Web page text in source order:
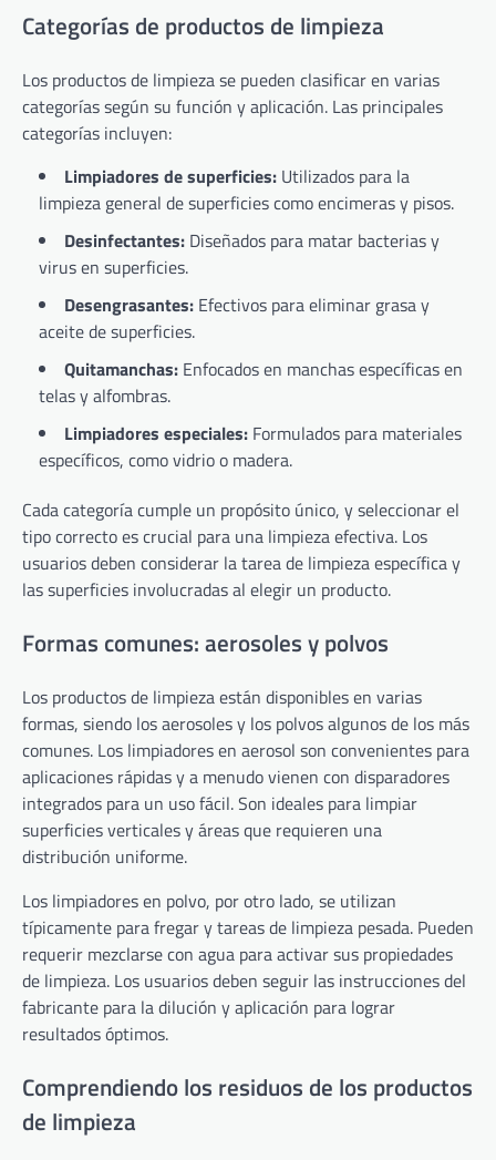
Categorías de productos de limpieza
Los productos de limpieza se pueden clasificar en varias
categorías según su función y aplicación. Las principales
categorías incluyen:
Limpiadores de superficies: Utilizados para la
limpieza general de superficies como encimeras y pisos.
Desinfectantes: Diseñados para matar bacterias y
virus en superficies.
Desengrasantes: Efectivos para eliminar grasa y
aceite de superficies.
Quitamanchas: Enfocados en manchas específicas en
telas y alfombras.
Limpiadores especiales: Formulados para materiales
específicos, como vidrio o madera.
Cada categoría cumple un propósito único, y seleccionar el
tipo correcto es crucial para una limpieza efectiva. Los
usuarios deben considerar la tarea de limpieza específica y
las superficies involucradas al elegir un producto.
Formas comunes: aerosoles y polvos
Los productos de limpieza están disponibles en varias
formas, siendo los aerosoles y los polvos algunos de los más
comunes. Los limpiadores en aerosol son convenientes para
aplicaciones rápidas y a menudo vienen con disparadores
integrados para un uso fácil. Son ideales para limpiar
superficies verticales y áreas que requieren una
distribución uniforme.
Los limpiadores en polvo, por otro lado, se utilizan
típicamente para fregar y tareas de limpieza pesada. Pueden
requerir mezclarse con agua para activar sus propiedades
de limpieza. Los usuarios deben seguir las instrucciones del
fabricante para la dilución y aplicación para lograr
resultados óptimos.
Comprendiendo los residuos de los productos
de limpieza